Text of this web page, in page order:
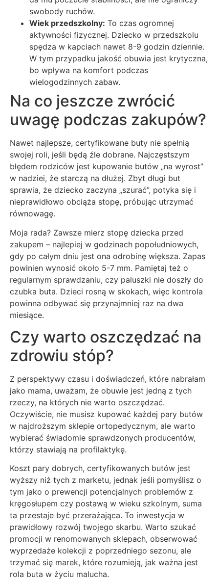
swobody ruchów.
Wiek przedszkolny: To czas ogromnej
aktywności fizycznej. Dziecko w przedszkolu
spędza w kapciach nawet 8-9 godzin dziennie.
W tym przypadku jakość obuwia jest krytyczna,
bo wpływa na komfort podczas
wielogodzinnych zabaw.
Na co jeszcze zwrócić
uwagę podczas zakupów?
Nawet najlepsze, certyfikowane buty nie spełnią
swojej roli, jeśli będą źle dobrane. Najczęstszym
błędem rodziców jest kupowanie butów „na wyrost”
w nadziei, że starczą na dłużej. Zbyt długi but
sprawia, że dziecko zaczyna „szurać”, potyka się i
nieprawidłowo obciąża stopę, próbując utrzymać
równowagę.
Moja rada? Zawsze mierz stopę dziecka przed
zakupem – najlepiej w godzinach popołudniowych,
gdy po całym dniu jest ona odrobinę większa. Zapas
powinien wynosić około 5-7 mm. Pamiętaj też o
regularnym sprawdzaniu, czy paluszki nie doszły do
czubka buta. Dzieci rosną w skokach, więc kontrola
powinna odbywać się przynajmniej raz na dwa
miesiące.
Czy warto oszczędzać na
zdrowiu stóp?
Z perspektywy czasu i doświadczeń, które nabrałam
jako mama, uważam, że obuwie jest jedną z tych
rzeczy, na których nie warto oszczędzać.
Oczywiście, nie musisz kupować każdej pary butów
w najdroższym sklepie ortopedycznym, ale warto
wybierać świadomie sprawdzonych producentów,
którzy stawiają na profilaktykę.
Koszt pary dobrych, certyfikowanych butów jest
wyższy niż tych z marketu, jednak jeśli pomyślisz o
tym jako o prewencji potencjalnych problemów z
kręgosłupem czy postawą w wieku szkolnym, suma
ta przestaje być przerażająca. To inwestycja w
prawidłowy rozwój twojego skarbu. Warto szukać
promocji w renomowanych sklepach, obserwować
wyprzedaże kolekcji z poprzedniego sezonu, ale
trzymać się marek, które rozumieją, jak ważna jest
rola buta w życiu malucha.